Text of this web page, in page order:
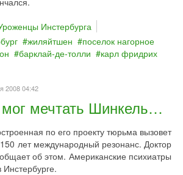
Инстербурга
жиляйтшен
поселок нагорное
барклай‐де‐толли
карл фридрих
2008 04:42
мечтать Шинкель…
по его проекту тюрьма вызовет
лет международный резонанс. Доктор
об этом. Американские психиатры